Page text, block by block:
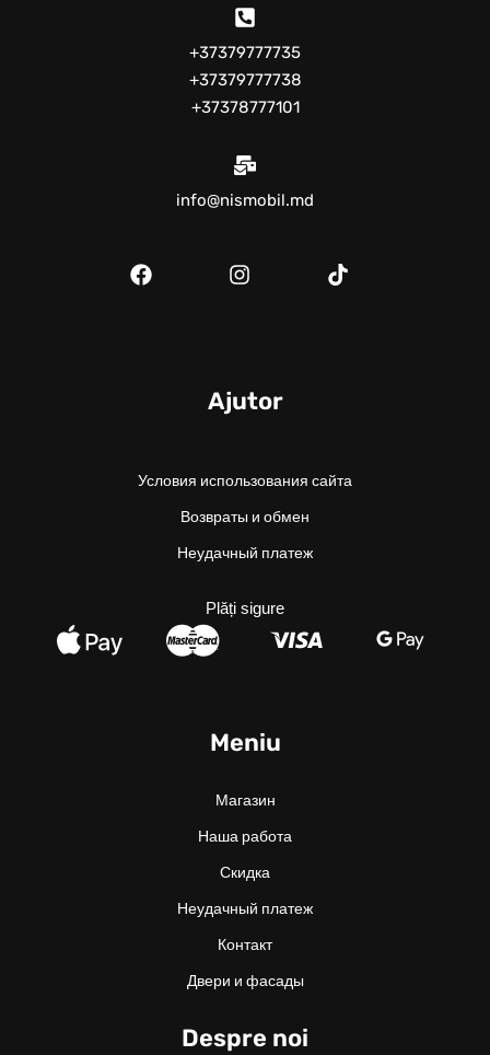
+37379777735
+37379777738
+37378777101
info@nismobil.md
Meniu
Магазин
Наша работа
Скидка
Неудачный платеж
Контакт
Двери и фасады
Despre noi
Ajutor
Условия использования сайта
Возвраты и обмен
Неудачный платеж
Plăți sigure